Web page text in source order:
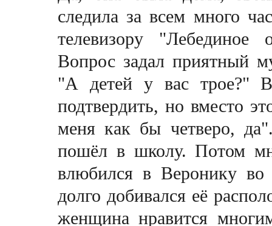
следила за всем много
телевизору
Вопрос задал приятный
"А детей у вас трое?"
подтвердить, но вместо
меня как бы четверо,
пошёл в школу. Потом
влюбился в Веронику во
долго добивался её
женщина нравится